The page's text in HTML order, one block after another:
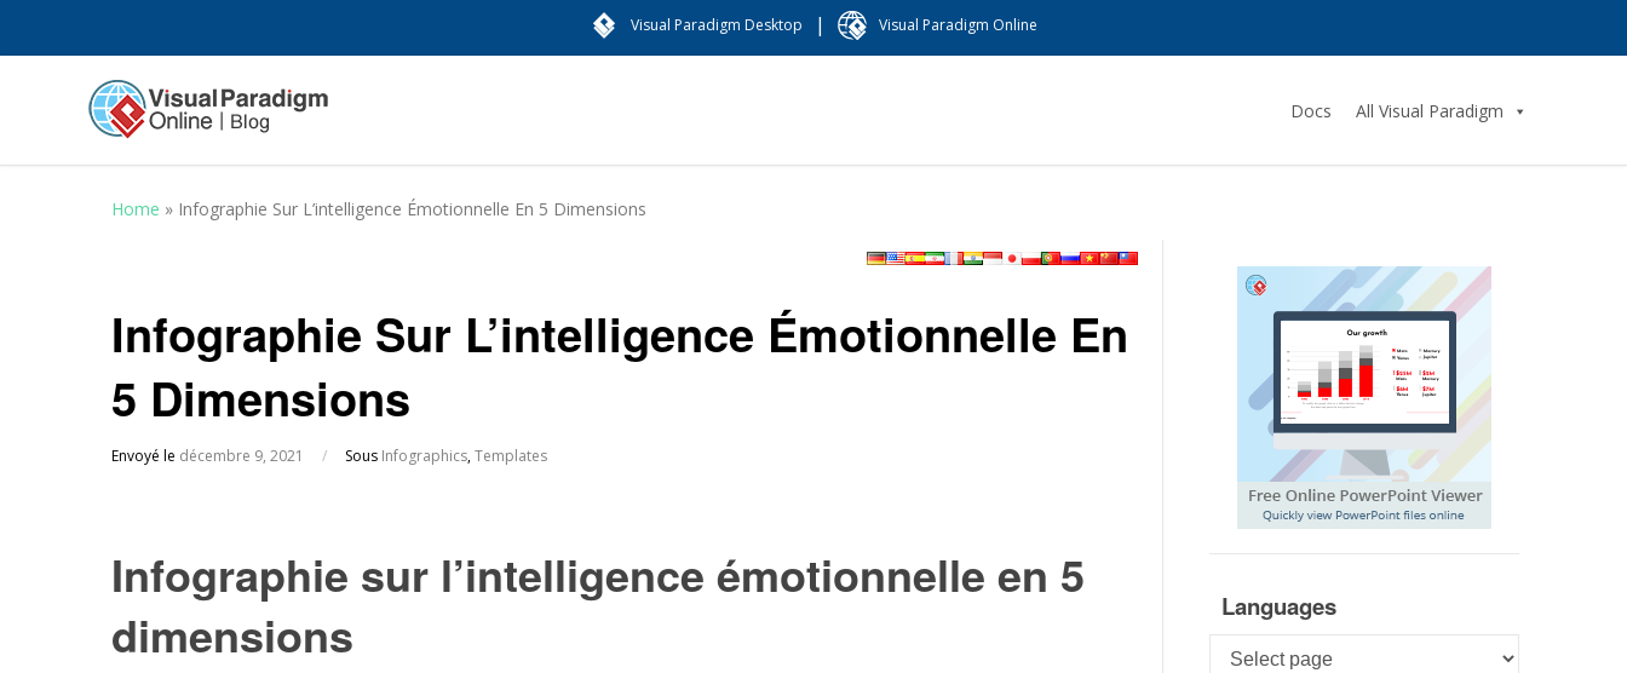
Visual Paradigm Desktop | Visual Paradigm Online
Docs All Visual Paradigm
Home » Infographie Sur L’intelligence Émotionnelle En 5 Dimensions
Infographie Sur L’intelligence Émotionnelle En
5 Dimensions
Envoyé le décembre 9, 2021 / Sous Infographics,Templates
Infographie sur l’intelligence émotionnelle en 5
dimensions
Languages
Languages